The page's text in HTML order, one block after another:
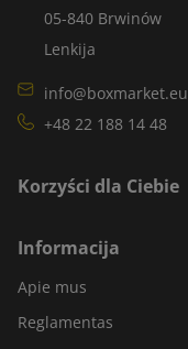
05-840 Brwinów
Lenkija
info@boxmarket.eu
+48 22 188 14 48
Korzyści dla Ciebie
Informacija
Apie mus
Reglamentas